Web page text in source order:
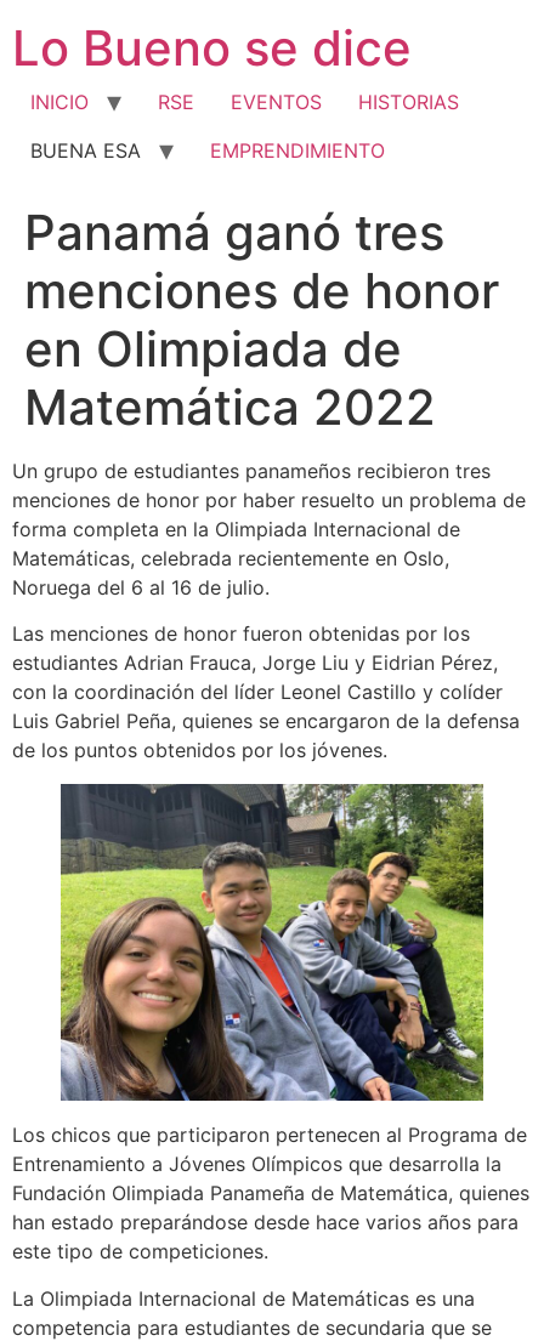
contenido
Lo Bueno se dice
INICIO RSE EVENTOS
HISTORIAS
BUENA ESA
EMPRENDIMIENTO
Panamá ganó tres
menciones de honor
en Olimpiada de
Matemática 2022
Un grupo de estudiantes panameños recibieron tres
menciones de honor por haber resuelto un problema de
forma completa en la Olimpiada Internacional de
Matemáticas, celebrada recientemente en Oslo,
Noruega del 6 al 16 de julio.
Las menciones de honor fueron obtenidas por los
estudiantes Adrian Frauca, Jorge Liu y Eidrian Pérez,
con la coordinación del líder Leonel Castillo y colíder
Luis Gabriel Peña, quienes se encargaron de la defensa
de los puntos obtenidos por los jóvenes.
Los chicos que participaron pertenecen al Programa de
Entrenamiento a Jóvenes Olímpicos que desarrolla la
Fundación Olimpiada Panameña de Matemática, quienes
han estado preparándose desde hace varios años para
este tipo de competiciones.
La Olimpiada Internacional de Matemáticas es una
competencia para estudiantes de secundaria que se